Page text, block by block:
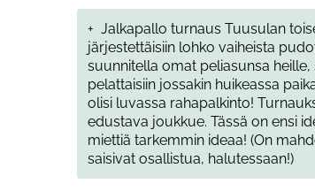
+ Jalkapallo turnaus Tuusulan
järjestettäisiin lohko vaiheista
suunnitella omat peliasunsa
pelattaisiin jossakin huikeassa
olisi luvassa rahapalkinto!
edustava joukkue. Tässä on ensi
miettiä tarkemmin ideaa! (On
saisivat osallistua, halutessaan!)